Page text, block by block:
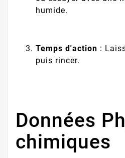
humide.
Temps d'action :
puis rincer.
Données
chimiques